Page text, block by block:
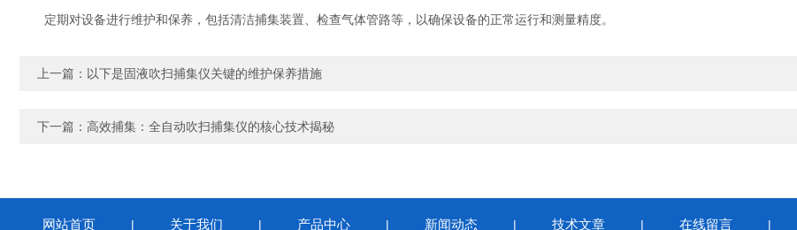
定期对设备进行维护和保养，包括清洁捕集装置、检查气体管路等，以确保设备的正常运行和测量精度。
上一篇： 以下是固液吹扫捕集仪关键的维护保养措施
下一篇： 高效捕集：全自动吹扫捕集仪的核心技术揭秘
网站首页 | 关于我们 | 产品中心 | 新闻动态 | 技术文章 | 在线留言 |